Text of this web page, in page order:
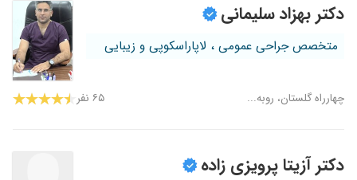
دکتر بهزاد سلیمانی
متخصص جراحی عمومی ، لاپاراسکوپی و زیبایی
چهارراه گلستان، روبه... ۶۵ نفر
دکتر آزیتا پرویزی زاده